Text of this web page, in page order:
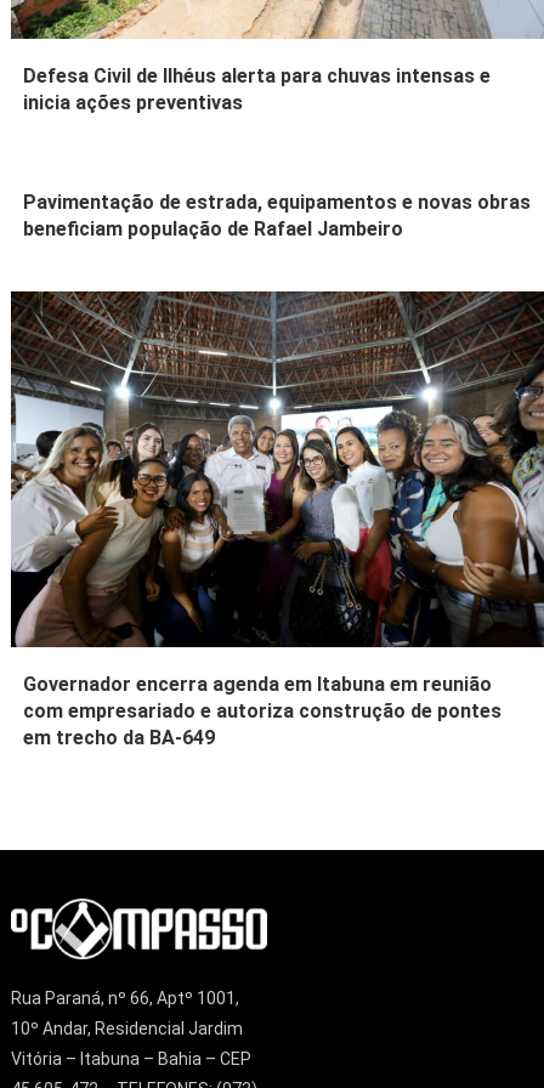
Defesa Civil de Ilhéus alerta para chuvas intensas e
inicia ações preventivas
Pavimentação de estrada, equipamentos e novas obras
beneficiam população de Rafael Jambeiro
Governador encerra agenda em Itabuna em reunião
com empresariado e autoriza construção de pontes
em trecho da BA-649
Rua Paraná, nº 66, Aptº 1001,
10º Andar, Residencial Jardim
Vitória – Itabuna – Bahia – CEP